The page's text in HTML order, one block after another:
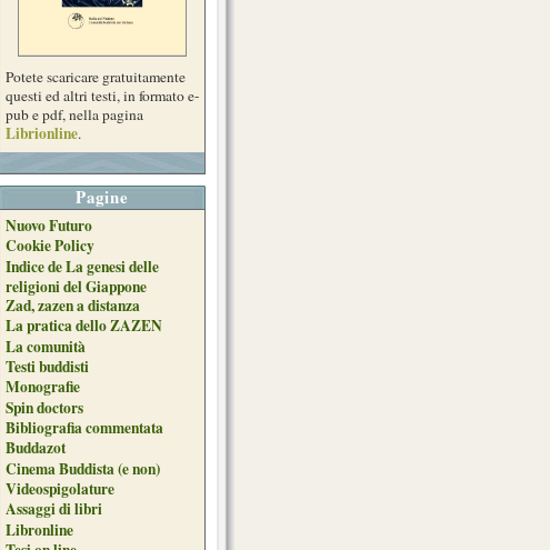
Potete scaricare gratuitamente
questi ed altri testi, in formato e-
pub e pdf, nella pagina
Librionline.
Pagine
Nuovo Futuro
Cookie Policy
Indice de La genesi delle
religioni del Giappone
Zad, zazen a distanza
La pratica dello ZAZEN
La comunità
Testi buddisti
Monografie
Spin doctors
Bibliografia commentata
Buddazot
Cinema Buddista (e non)
Videospigolature
Assaggi di libri
Libronline